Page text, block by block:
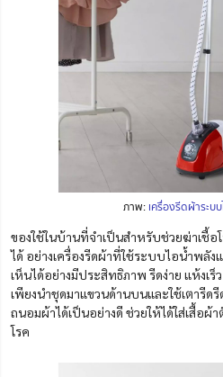
ภาพ: เครื่องรีดผ้าระบ
ของใช้ในบ้านที่จำเป็นสำหรับช่วยฆ่าเชื้อ
ได้ อย่างเครื่องรีดผ้าที่ใช้ระบบไอน้ำพลัง
เห็นได้อย่างมีประสิทธิภาพ รีดง่าย แห้งเร็
เพียงนำชุดมาแขวนด้านบนและใช้เตารีด
ถนอมผ้าได้เป็นอย่างดี ช่วยให้ได้ใส่เสื้อผ้า
โรค